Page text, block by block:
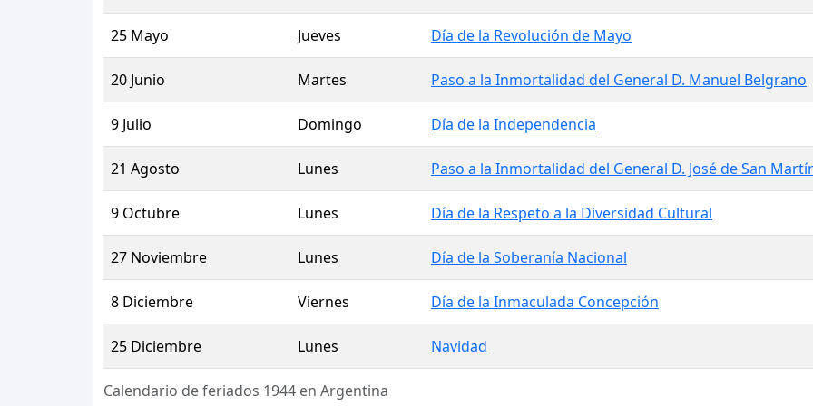
Calendario de feriados 1944 en Argentina
25 Mayo Jueves Día de la Revolución de Mayo
20 Junio Martes Paso a la Inmortalidad del General D. Manuel Belgrano
9 Julio Domingo Día de la Independencia
21 Agosto Lunes Paso a la Inmortalidad del General D. José de San
9 Octubre Lunes Día de la Respeto a la Diversidad Cultural
27 Noviembre Lunes Día de la Soberanía Nacional
8 Diciembre Viernes Día de la Inmaculada Concepción
25 Diciembre Lunes Navidad